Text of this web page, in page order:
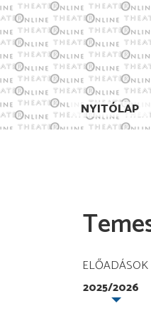
NYITÓLAP
ELŐADÁSOK
2025/2026